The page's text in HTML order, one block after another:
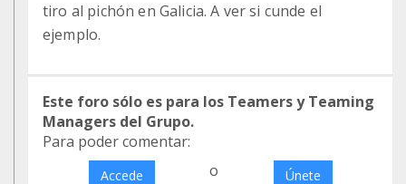
tiro al pichón en Galicia. A ver si cunde el
ejemplo.
Este foro sólo es para los Teamers y Teaming
Managers del Grupo.
Para poder comentar:
Accede o Únete